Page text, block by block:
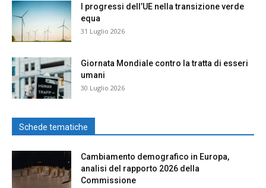
I progressi dell’UE nella transizione verde
equa
31 Luglio 2026
Giornata Mondiale contro la tratta di esseri
umani
30 Luglio 2026
Schede tematiche
Cambiamento demografico in Europa,
analisi del rapporto 2026 della
Commissione